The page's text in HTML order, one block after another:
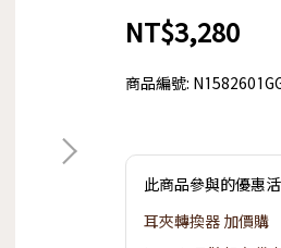
NT$3,280
商品編號:
此商品參與的優惠
耳夾轉換器 加價購